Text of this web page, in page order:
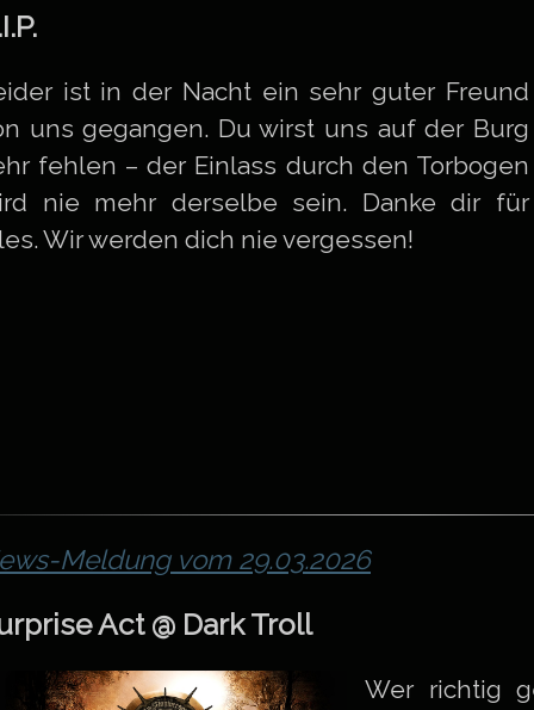
ist in der Nacht ein sehr guter Freund
uns gegangen. Du wirst uns auf der Burg
fehlen – der Einlass durch den Torbogen
nie mehr derselbe sein. Danke dir für
Wir werden dich nie vergessen!
Meldung vom 29.03.2026
Act @ Dark Troll
Wer richtig